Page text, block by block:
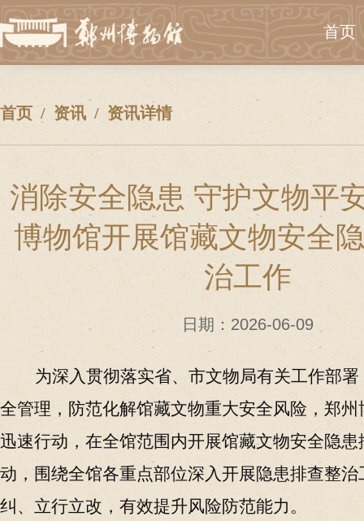
首页
首页 资讯 资讯详情
消除安全隐患 守护文物
博物馆开展馆藏文物安全
治工作
日期：2026-06-09
为深入贯彻落实省、市文物局有关工作部
全管理，防范化解馆藏文物重大安全风险 ， 郑州
迅速行动，在全馆范围内开展馆藏文物安全隐
动，围绕全馆各重点部位深入开展隐患排查整
纠、立行立改，有效提升风险防范能力。